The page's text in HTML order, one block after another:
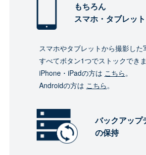
もちろん
スマホ・タブレッ
スマホやタブレットから撮影した
すべてボタン1つでストックでき
iPhone・iPadの方は こちら。
Androidの方は こちら。
バックアップ
の保持